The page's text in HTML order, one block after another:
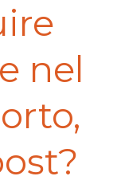
nel